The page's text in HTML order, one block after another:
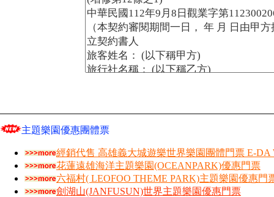
主題樂園優惠團體票
經銷代售 高雄義大城遊樂世界樂園團體門票 E-DA
花蓮遠雄海洋主題樂園(OCEANPARK)優惠門票
六福村( LEOFOO THEME PARK)主題樂園優惠門
劍湖山(JANFUSUN)世界主題樂園優惠門票